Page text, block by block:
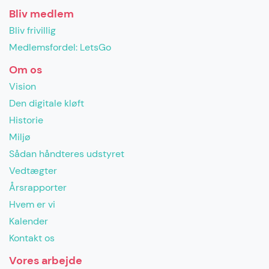
Bliv medlem
Bliv frivillig
Medlemsfordel: LetsGo
Om os
Vision
Den digitale kløft
Historie
Miljø
Sådan håndteres udstyret
Vedtægter
Årsrapporter
Hvem er vi
Kalender
Kontakt os
Vores arbejde